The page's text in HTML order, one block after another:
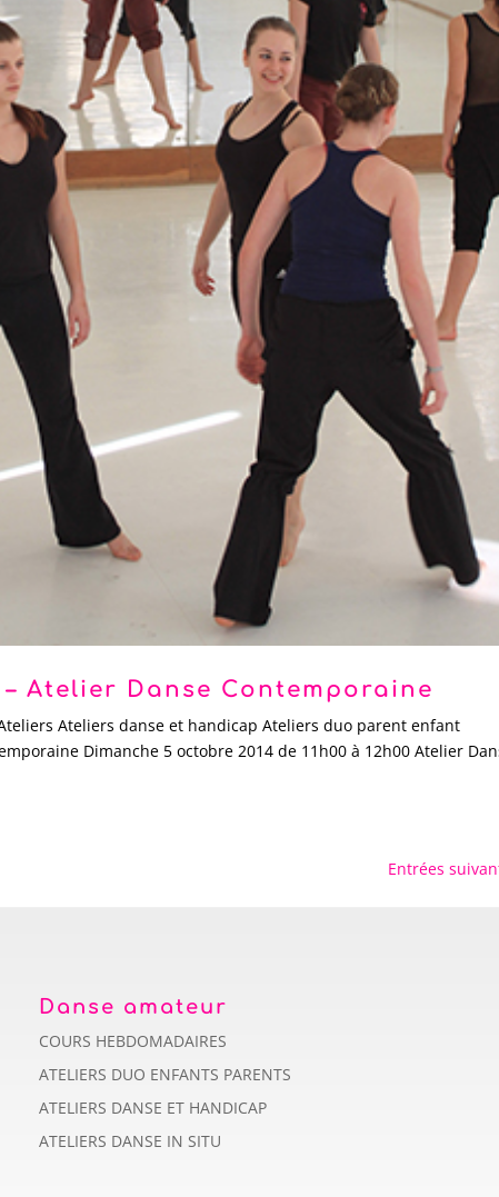
Atelier Danse Contemporaine
Ateliers danse et handicap Ateliers duo parent enfant
Dimanche 5 octobre 2014 de 11h00 à 12h00 Atelier
Entrées
Danse amateur
COURS HEBDOMADAIRES
ATELIERS DUO ENFANTS PARENTS
ATELIERS DANSE ET HANDICAP
ATELIERS DANSE IN SITU